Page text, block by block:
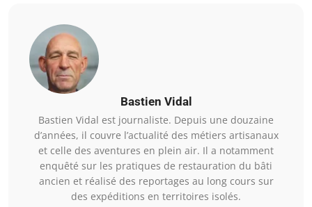
Bastien Vidal
Bastien Vidal est journaliste. Depuis une douzaine
d’années, il couvre l’actualité des métiers artisanaux
et celle des aventures en plein air. Il a notamment
enquêté sur les pratiques de restauration du bâti
ancien et réalisé des reportages au long cours sur
des expéditions en territoires isolés.